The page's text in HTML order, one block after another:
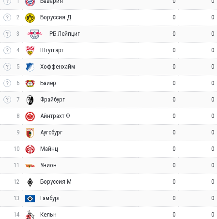
2 Боруссия Д 0 0
3 РБ Лейпциг 0 0
4 Штутгарт 0 0
5 Хоффенхайм 0 0
6 Байер 0 0
7 Фрайбург 0 0
8 Айнтрахт Ф 0 0
9 Аугсбург 0 0
10 Майнц 0 0
11 Унион 0 0
12 Боруссия М 0 0
13 Гамбург 0 0
14 Кельн 0 0